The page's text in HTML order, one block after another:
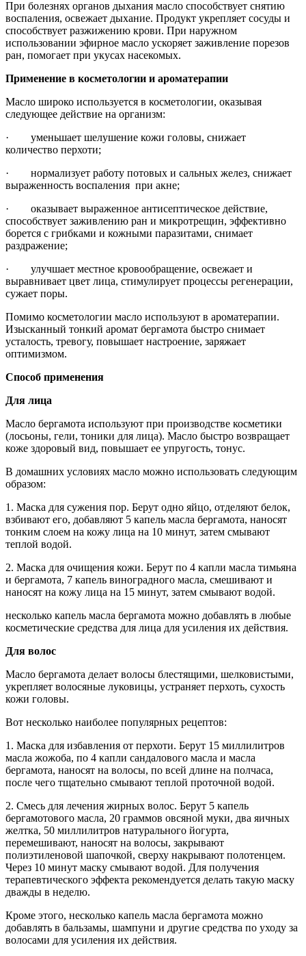
При болезнях органов дыхания масло способствует снятию
воспаления, освежает дыхание. Продукт укрепляет сосуды и
способствует разжижению крови. При наружном
использовании эфирное масло ускоряет заживление порезов
ран, помогает при укусах насекомых.
Применение в косметологии и ароматерапии
Масло широко используется в косметологии, оказывая
следующее действие на организм:
· уменьшает шелушение кожи головы, снижает
количество перхоти;
· нормализует работу потовых и сальных желез, снижает
выраженность воспаления при акне;
· оказывает выраженное антисептическое действие,
способствует заживлению ран и микротрещин, эффективно
борется с грибками и кожными паразитами, снимает
раздражение;
· улучшает местное кровообращение, освежает и
выравнивает цвет лица, стимулирует процессы регенерации,
сужает поры.
Помимо косметологии масло используют в ароматерапии.
Изысканный тонкий аромат бергамота быстро снимает
усталость, тревогу, повышает настроение, заряжает
оптимизмом.
Способ применения
Для лица
Масло бергамота используют при производстве косметики
(лосьоны, гели, тоники для лица). Масло быстро возвращает
коже здоровый вид, повышает ее упругость, тонус.
В домашних условиях масло можно использовать следующим
образом:
1. Маска для сужения пор. Берут одно яйцо, отделяют белок,
взбивают его, добавляют 5 капель масла бергамота, наносят
тонким слоем на кожу лица на 10 минут, затем смывают
теплой водой.
2. Маска для очищения кожи. Берут по 4 капли масла тимьяна
и бергамота, 7 капель виноградного масла, смешивают и
наносят на кожу лица на 15 минут, затем смывают водой.
несколько капель масла бергамота можно добавлять в любые
косметические средства для лица для усиления их действия.
Для волос
Масло бергамота делает волосы блестящими, шелковистыми,
укрепляет волосяные луковицы, устраняет перхоть, сухость
кожи головы.
Вот несколько наиболее популярных рецептов:
1. Маска для избавления от перхоти. Берут 15 миллилитров
масла жожоба, по 4 капли сандалового масла и масла
бергамота, наносят на волосы, по всей длине на полчаса,
после чего тщательно смывают теплой проточной водой.
2. Смесь для лечения жирных волос. Берут 5 капель
бергамотового масла, 20 граммов овсяной муки, два яичных
желтка, 50 миллилитров натурального йогурта,
перемешивают, наносят на волосы, закрывают
полиэтиленовой шапочкой, сверху накрывают полотенцем.
Через 10 минут маску смывают водой. Для получения
терапевтического эффекта рекомендуется делать такую маску
дважды в неделю.
Кроме этого, несколько капель масла бергамота можно
добавлять в бальзамы, шампуни и другие средства по уходу за
волосами для усиления их действия.